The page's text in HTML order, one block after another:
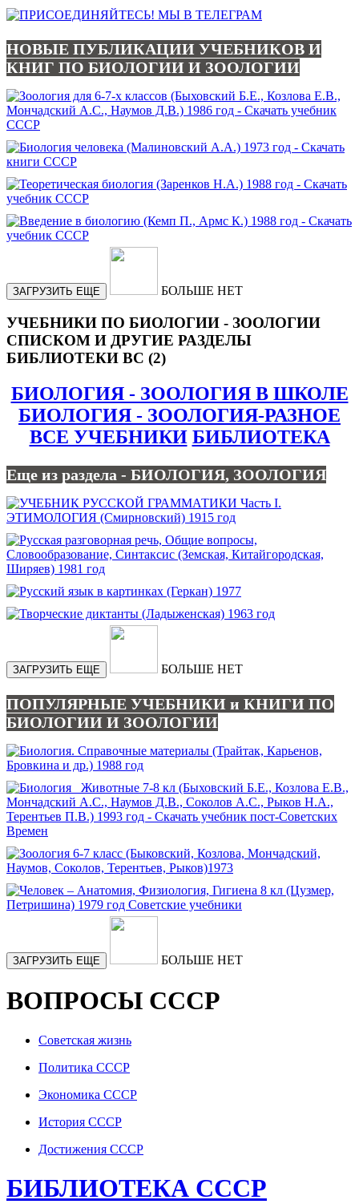
НОВЫЕ ПУБЛИКАЦИИ УЧЕБНИКОВ И
КНИГ ПО БИОЛОГИИ И ЗООЛОГИИ
ЗАГРУЗИТЬ ЕЩЕ БОЛЬШЕ НЕТ
УЧЕБНИКИ ПО БИОЛОГИИ - ЗООЛОГИИ
СПИСКОМ И ДРУГИЕ РАЗДЕЛЫ
БИБЛИОТЕКИ ВС (2)
БИОЛОГИЯ - ЗООЛОГИЯ В ШКОЛЕ
БИОЛОГИЯ - ЗООЛОГИЯ-РАЗНОЕ
ВСЕ УЧЕБНИКИ БИБЛИОТЕКА
Еще из раздела - БИОЛОГИЯ, ЗООЛОГИЯ
ЗАГРУЗИТЬ ЕЩЕ БОЛЬШЕ НЕТ
ПОПУЛЯРНЫЕ УЧЕБНИКИ и КНИГИ ПО
БИОЛОГИИ И ЗООЛОГИИ
ЗАГРУЗИТЬ ЕЩЕ БОЛЬШЕ НЕТ
ВОПРОСЫ СССР
Советская жизнь
Политика СССР
Экономика СССР
История СССР
Достижения СССР
БИБЛИОТЕКА СССР